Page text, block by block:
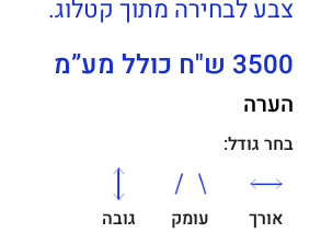
צבע לבחירה מתוך קטלוג.
3500 ש"ח כולל מע”מ
הערה
בחר גודל:
אורך עומק גובה